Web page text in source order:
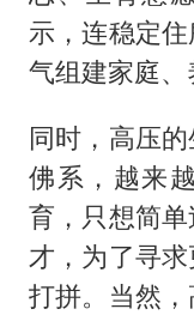
示，连稳定
气组建家庭、
同时，高压
佛系，越来
育，只想简
才，为了寻
打拼。当然